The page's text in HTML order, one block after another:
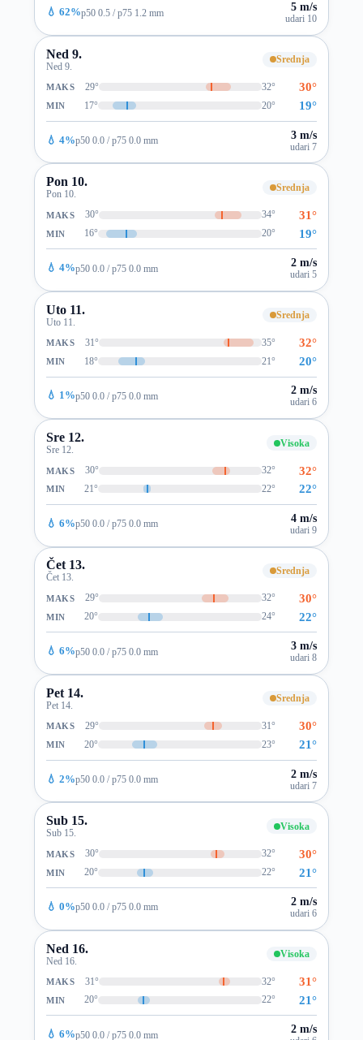
💧 62%p50 0.5 / p75 1.2 mm 5 m/s
udari 10
Ned 9.
Ned 9.
Srednja
MAKS 29° 32° 30°
MIN 17° 20° 19°
💧 4%p50 0.0 / p75 0.0 mm 3 m/s
udari 7
Pon 10.
Pon 10.
Srednja
MAKS 30° 34° 31°
MIN 16° 20° 19°
💧 4%p50 0.0 / p75 0.0 mm 2 m/s
udari 5
Uto 11.
Uto 11.
Srednja
MAKS 31° 35° 32°
MIN 18° 21° 20°
💧 1%p50 0.0 / p75 0.0 mm 2 m/s
udari 6
Sre 12.
Sre 12.
Visoka
MAKS 30° 32° 32°
MIN 21° 22° 22°
💧 6%p50 0.0 / p75 0.0 mm 4 m/s
udari 9
Čet 13.
Čet 13.
Srednja
MAKS 29° 32° 30°
MIN 20° 24° 22°
💧 6%p50 0.0 / p75 0.0 mm 3 m/s
udari 8
Pet 14.
Pet 14.
Srednja
MAKS 29° 31° 30°
MIN 20° 23° 21°
💧 2%p50 0.0 / p75 0.0 mm 2 m/s
udari 7
Sub 15.
Sub 15.
Visoka
MAKS 30° 32° 30°
MIN 20° 22° 21°
💧 0%p50 0.0 / p75 0.0 mm 2 m/s
udari 6
Ned 16.
Ned 16.
Visoka
MAKS 31° 32° 31°
MIN 20° 22° 21°
💧 6%p50 0.0 / p75 0.0 mm 2 m/s